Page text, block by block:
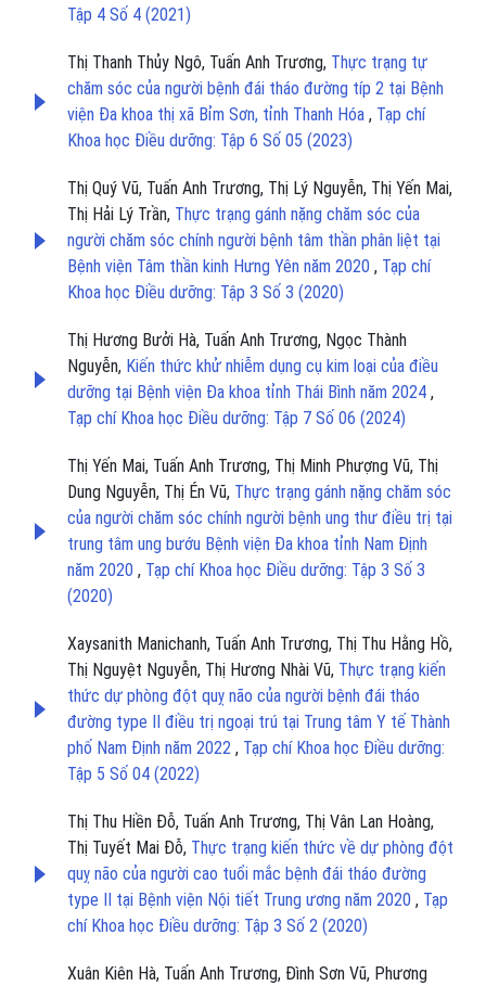
Tập 4 Số 4 (2021)
Thị Thanh Thủy Ngô, Tuấn Anh Trương, Thực trạng tự
chăm sóc của người bệnh đái tháo đường típ 2 tại Bệnh
viện Đa khoa thị xã Bỉm Sơn, tỉnh Thanh Hóa , Tạp chí
Khoa học Điều dưỡng: Tập 6 Số 05 (2023)
Thị Quý Vũ, Tuấn Anh Trương, Thị Lý Nguyễn, Thị Yến Mai,
Thị Hải Lý Trần, Thực trạng gánh nặng chăm sóc của
người chăm sóc chính người bệnh tâm thần phân liệt tại
Bệnh viện Tâm thần kinh Hưng Yên năm 2020 , Tạp chí
Khoa học Điều dưỡng: Tập 3 Số 3 (2020)
Thị Hương Bưởi Hà, Tuấn Anh Trương, Ngọc Thành
Nguyễn, Kiến thức khử nhiễm dụng cụ kim loại của điều
dưỡng tại Bệnh viện Đa khoa tỉnh Thái Bình năm 2024 ,
Tạp chí Khoa học Điều dưỡng: Tập 7 Số 06 (2024)
Thị Yến Mai, Tuấn Anh Trương, Thị Minh Phượng Vũ, Thị
Dung Nguyễn, Thị Én Vũ, Thực trạng gánh nặng chăm sóc
của người chăm sóc chính người bệnh ung thư điều trị tại
trung tâm ung bướu Bệnh viện Đa khoa tỉnh Nam Định
năm 2020 , Tạp chí Khoa học Điều dưỡng: Tập 3 Số 3
(2020)
Xaysanith Manichanh, Tuấn Anh Trương, Thị Thu Hằng Hồ,
Thị Nguyệt Nguyễn, Thị Hương Nhài Vũ, Thực trạng kiến
thức dự phòng đột quỵ não của người bệnh đái tháo
đường type II điều trị ngoại trú tại Trung tâm Y tế Thành
phố Nam Định năm 2022 , Tạp chí Khoa học Điều dưỡng:
Tập 5 Số 04 (2022)
Thị Thu Hiền Đỗ, Tuấn Anh Trương, Thị Vân Lan Hoàng,
Thị Tuyết Mai Đỗ, Thực trạng kiến thức về dự phòng đột
quỵ não của người cao tuổi mắc bệnh đái tháo đường
type II tại Bệnh viện Nội tiết Trung ương năm 2020 , Tạp
chí Khoa học Điều dưỡng: Tập 3 Số 2 (2020)
Xuân Kiên Hà, Tuấn Anh Trương, Đình Sơn Vũ, Phương